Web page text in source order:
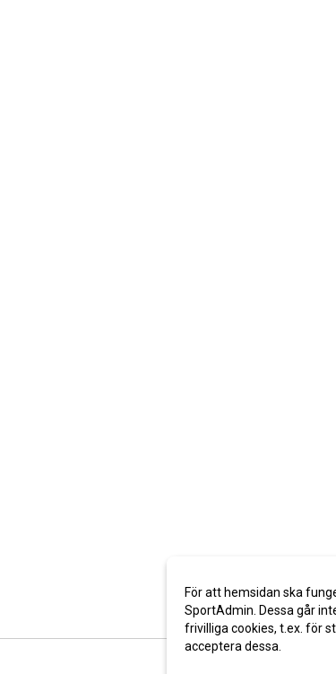
För att hemsidan ska
SportAdmin. Dessa går
frivilliga cookies, t.ex. för
acceptera dessa.